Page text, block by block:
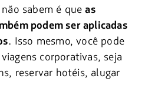
sabem é queas
podem ser aplicadas
. Isso mesmo, você pode
corporativas, seja
reservar hotéis, alugar